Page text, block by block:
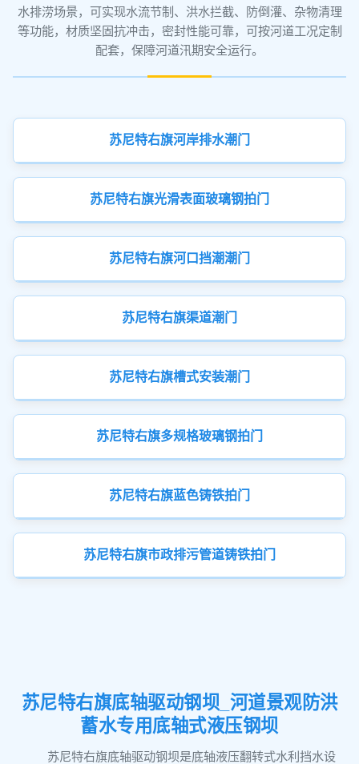
水排涝场景，可实现水流节制、洪水拦截、防倒灌、杂物清理
等功能，材质坚固抗冲击，密封性能可靠，可按河道工况定制
配套，保障河道汛期安全运行。
苏尼特右旗河岸排水潮门
苏尼特右旗光滑表面玻璃钢拍门
苏尼特右旗河口挡潮潮门
苏尼特右旗渠道潮门
苏尼特右旗槽式安装潮门
苏尼特右旗多规格玻璃钢拍门
苏尼特右旗蓝色铸铁拍门
苏尼特右旗市政排污管道铸铁拍门
苏尼特右旗底轴驱动钢坝_河道景观防洪
蓄水专用底轴式液压钢坝
苏尼特右旗底轴驱动钢坝是底轴液压翻转式水利挡水设